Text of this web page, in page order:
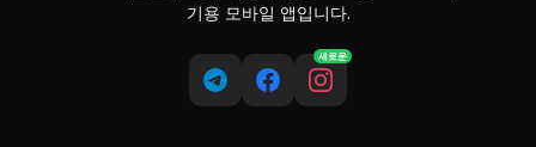
기용 모바일 앱입니다.
새로운